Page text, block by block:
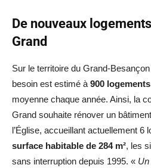
De nouveaux
Grand
Sur le territoire du Grand-
besoin est estimé à 900
moyenne chaque année. Ainsi, la
Grand souhaite rénover un
l’Église, accueillant actuellement 6
surface habitable de 284 m², les
sans interruption depuis 1995. «